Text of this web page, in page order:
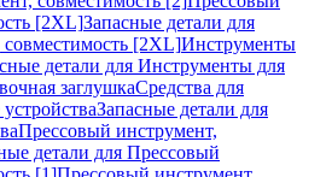
[2XL]Запасные детали для
[2XL]Инструменты
детали для Инструменты для
заглушкаСредства для
Запасные детали для
Прессовый инструмент,
детали для Прессовый